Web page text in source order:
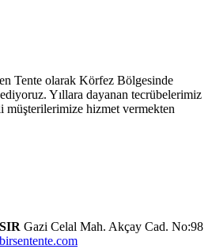
Tente olarak Körfez Bölgesinde
Yıllara dayanan tecrübelerimiz
hizmet vermekten
Gazi Celal Mah. Akçay Cad. No:98